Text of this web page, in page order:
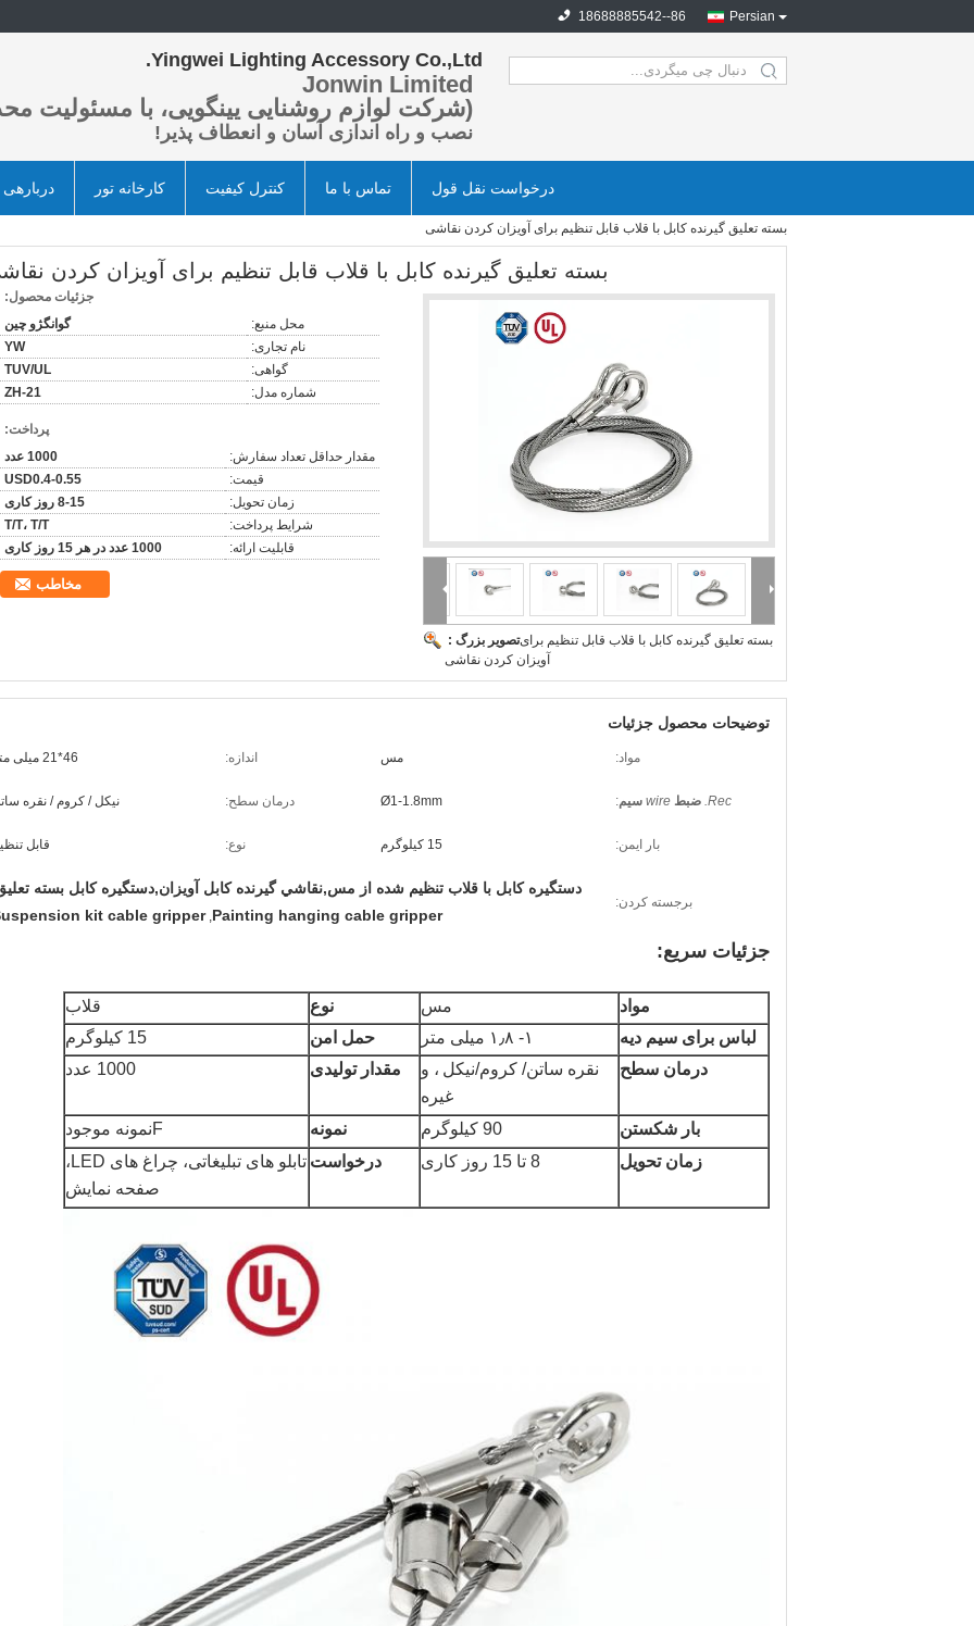
Persian
86--18688885542
Yingwei Lighting Accessory Co.,Ltd.
Jonwin Limited
(شرکت لوازم روشنایی یینگویی، با مسئولیت
نصب و راه اندازی آسان و انعطاف پذیر!
search
دربارهی کارخانه تور کنترل کیفیت تماس با ما درخواست نقل قول
بسته تعلیق گیرنده کابل با قلاب قابل تنظیم برای آویزان کردن نقاشی
بسته تعلیق گیرنده کابل با قلاب قابل تنظیم برای آویزان کردن
تصویر بزرگ :بسته تعلیق گیرنده کابل با قلاب قابل تنظیم برای
آویزان کردن نقاشی
جزئیات محصول:
محل منبع:
گوانگژو چین
نام تجاری:
YW
گواهی:
TUV/UL
شماره مدل:
ZH-21
پرداخت:
مقدار حداقل تعداد سفارش:
1000 عدد
قیمت:
USD0.4-0.55
زمان تحویل:
8-15 روز کاری
شرایط پرداخت:
T/T، T/T
قابلیت ارائه:
1000 عدد در هر 15 روز کاری
مخاطب
توضیحات محصول جزئیات
مواد: مس اندازه: 46*21 میلی متر
Rec. ضبط wire سیم:
Ø1-1.8mm درمان سطح: نیکل / کروم / نقره
بار ایمن: 15 کیلوگرم نوع: قابل
برجسته کردن:
دستگیره کابل با قلاب تنظیم شده از مس,نقاشي گيرنده کابل آويزان,دستگیره کابل بسته
Painting hanging cable gripper
,
kit cable gripper
جزئیات سریع:
مواد مس نوع
قلاب
لباس برای سیم دیه
۱- ۱٫۸ میلی متر حمل امن
15 کیلوگرم
درمان سطح
نقره ساتن/ کروم/نیکل ، و
غیره
مقدار تولیدی 1000 عدد
بار شکستن 90 کیلوگرم نمونه Fنمونه موجود
زمان تحویل
8 تا 15 روز کاری درخواست
تابلو های تبلیغاتی، چراغ های LED،
صفحه نمایش